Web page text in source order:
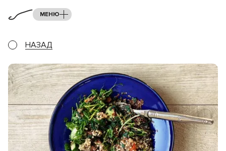
МЕНЮ
НАЗАД